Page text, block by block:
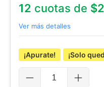
12 cuotas de
Ver más detalles
¡Apurate! ¡Solo